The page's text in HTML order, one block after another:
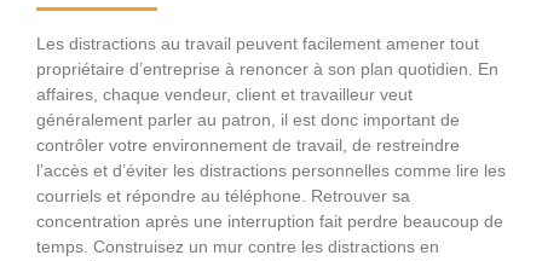
Les distractions au travail peuvent facilement amener tout
propriétaire d’entreprise à renoncer à son plan quotidien. En
affaires, chaque vendeur, client et travailleur veut
généralement parler au patron, il est donc important de
contrôler votre environnement de travail, de restreindre
l’accès et d’éviter les distractions personnelles comme lire les
courriels et répondre au téléphone. Retrouver sa
concentration après une interruption fait perdre beaucoup de
temps. Construisez un mur contre les distractions en